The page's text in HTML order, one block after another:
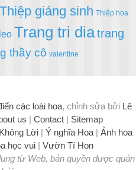
Thiệp giáng sinh Thiệp hoa
Trang tri diatrang
thầy cô valentine
các loài hoa, chỉnh sửa bởi Lê
us | Contact | Sitemap
Lời| Ý nghĩa Hoa| Ảnh hoa
học vui| Vườn Tí Hon
từ Web, bản quyền được quản